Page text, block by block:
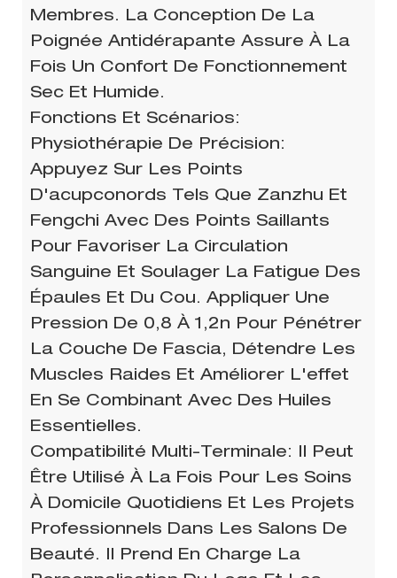
Membres. La Conception De La
Poignée Antidérapante Assure À La
Fois Un Confort De Fonctionnement
Sec Et Humide. ​
Fonctions Et Scénarios:
Physiothérapie De Précision:
Appuyez Sur Les Points
D'acupconords Tels Que Zanzhu Et
Fengchi Avec Des Points Saillants
Pour Favoriser La Circulation
Sanguine Et Soulager La Fatigue Des
Épaules Et Du Cou. Appliquer Une
Pression De 0,8 À 1,2n Pour Pénétrer
La Couche De Fascia, Détendre Les
Muscles Raides Et Améliorer L'effet
En Se Combinant Avec Des Huiles
Essentielles. ​
Compatibilité Multi-Terminale: Il Peut
Être Utilisé À La Fois Pour Les Soins
À Domicile Quotidiens Et Les Projets
Professionnels Dans Les Salons De
Beauté. Il Prend En Charge La